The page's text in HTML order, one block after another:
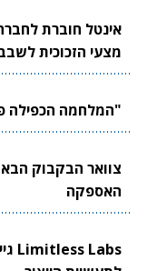
אינטל חוברת
מצעי הזכוכית
"המלחמה הכפילה פי 5 את שוק הייצור
האספקה